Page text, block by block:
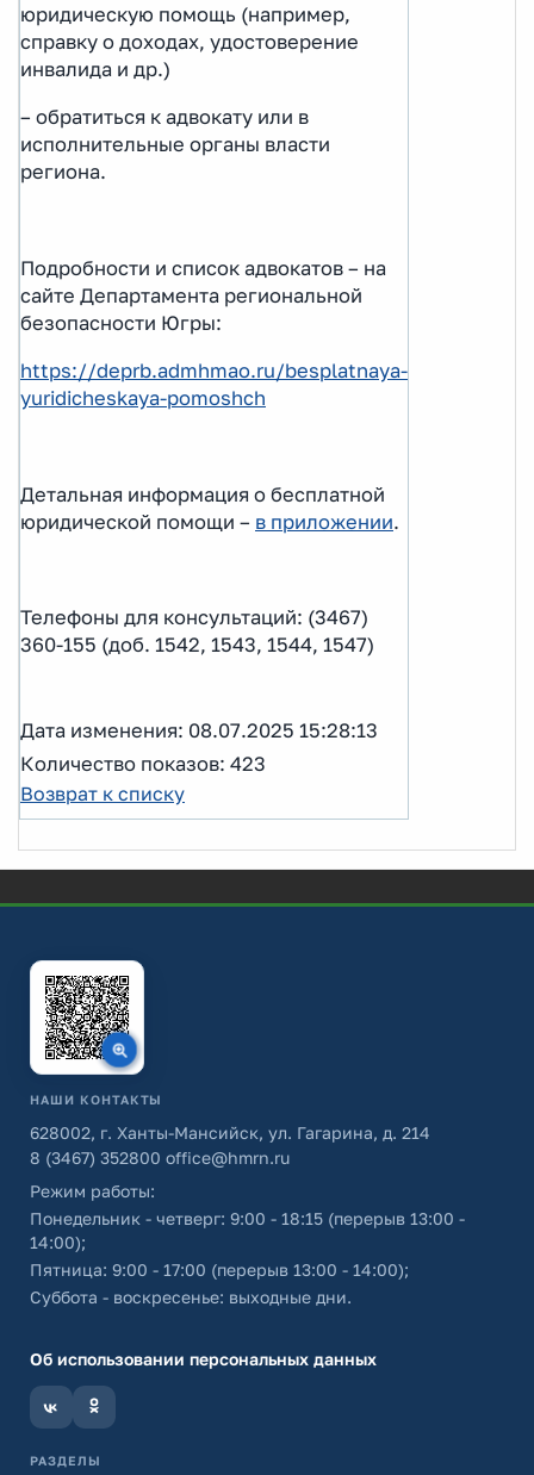
юридическую помощь (например,
справку о доходах, удостоверение
инвалида и др.)
– обратиться к адвокату или в
исполнительные органы власти
региона.
Подробности и список адвокатов – на
сайте Департамента региональной
безопасности Югры:
https://deprb.admhmao.ru/besplatnaya-
yuridicheskaya-pomoshch
Детальная информация о бесплатной
юридической помощи – в приложении.
Телефоны для консультаций: (3467)
360-155 (доб. 1542, 1543, 1544, 1547)
Дата изменения: 08.07.2025 15:28:13
Количество показов: 423
Возврат к списку
НАШИ КОНТАКТЫ
628002, г. Ханты-Мансийск, ул. Гагарина, д. 214
8 (3467) 352800 office@hmrn.ru
Режим работы:
Понедельник - четверг: 9:00 - 18:15 (перерыв 13:00 -
14:00);
Пятница: 9:00 - 17:00 (перерыв 13:00 - 14:00);
Суббота - воскресенье: выходные дни.
Об использовании персональных данных
РАЗДЕЛЫ